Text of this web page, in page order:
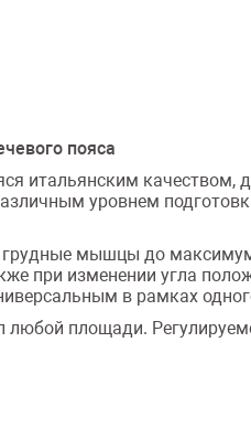
пояса
итальянским качеством,
уровнем
грудные мышцы до
при изменении угла
в рамках
площади.